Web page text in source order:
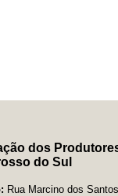
dos
do Sul
Rua Marcino dos